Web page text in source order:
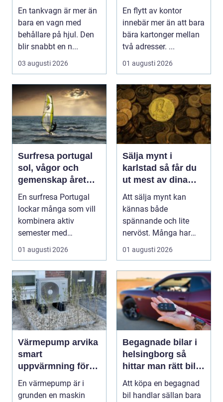
och smarta val
En tankvagn är mer än
bara en vagn med
behållare på hjul. Den
blir snabbt en n...
03 augusti 2026
smidig och trygg
flytt
En flytt av kontor
innebär mer än att bara
bära kartonger mellan
två adresser. ...
01 augusti 2026
Surfresa portugal
sol, vågor och
gemenskap året
runt
En surfresa Portugal
lockar många som vill
kombinera aktiv
semester med
avkoppling, god mat
och enke...
01 augusti 2026
Sälja mynt i
karlstad så får du
ut mest av dina
samlingar
Att sälja mynt kan
kännas både
spännande och lite
nervöst. Många har
ärvt mynt, hittat gamla
burkar ...
01 augusti 2026
Värmepump arvika
smart
uppvärmning för
värmländskt klimat
En värmepump är i
grunden en maskin
Begagnade bilar i
helsingborg så
hittar man rätt bil
till rätt pris
Att köpa en begagnad
bil handlar sällan bara